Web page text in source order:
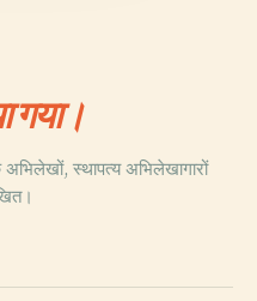
गया।
अभिलेखों, स्थापत्य अभिलेखागारों